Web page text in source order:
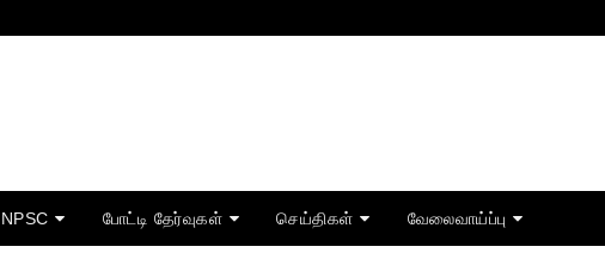
போட்டி தேர்வுகள் செய்திகள் வேலைவாய்ப்பு